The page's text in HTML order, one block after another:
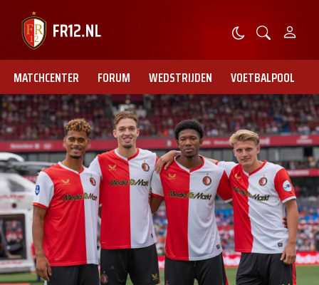
MATCHCENTER FORUM WEDSTRIJDEN VOETBALPOOL